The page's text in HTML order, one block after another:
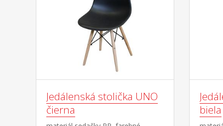
Jedálenská stolička UNO
čierna
biela